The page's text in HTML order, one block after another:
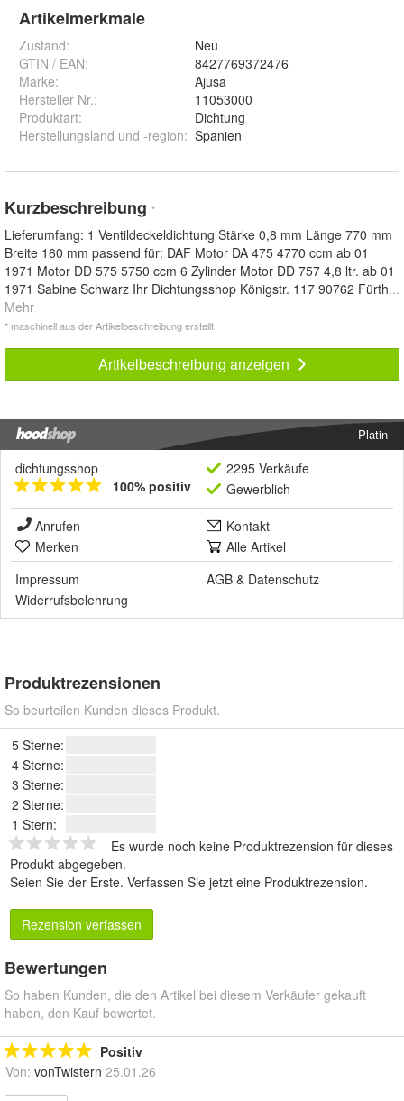
Artikelmerkmale
Zustand:
Neu
GTIN / EAN:
8427769372476
Marke:
Ajusa
Hersteller Nr.:
11053000
Produktart:
Dichtung
Herstellungsland und -region: Spanien
Kurzbeschreibung *
Lieferumfang: 1 Ventildeckeldichtung Stärke 0,8 mm Länge 770 mm
Breite 160 mm passend für: DAF Motor DA 475 4770 ccm ab 01
1971 Motor DD 575 5750 ccm 6 Zylinder Motor DD 757 4,8 ltr. ab 01
1971 Sabine Schwarz Ihr Dichtungsshop Königstr. 117 90762 Fürth...
Mehr
* maschinell aus der Artikelbeschreibung erstellt
Artikelbeschreibung anzeigen
Platin
dichtungsshop
100% positiv
2295 Verkäufe
Gewerblich
Anrufen
Kontakt
Merken
Alle Artikel
Impressum
AGB & Datenschutz
Widerrufsbelehrung
Produktrezensionen
So beurteilen Kunden dieses Produkt.
5 Sterne:
4 Sterne:
3 Sterne:
2 Sterne:
1 Stern:
Es wurde noch keine Produktrezension für dieses
Produkt abgegeben.
Seien Sie der Erste. Verfassen Sie jetzt eine Produktrezension.
Rezension verfassen
Bewertungen
So haben Kunden, die den Artikel bei diesem Verkäufer gekauft
haben, den Kauf bewertet.
Positiv
Von: vonTwistern 25.01.26